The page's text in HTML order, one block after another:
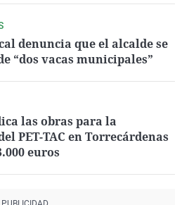
denuncia que el alcalde se
“dos vacas municipales”
las obras para la
PET-TAC en Torrecárdenas
euros